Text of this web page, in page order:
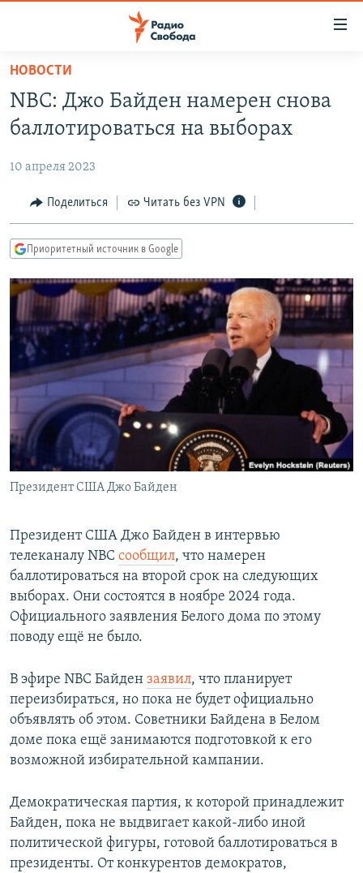
упрощенного
доступа
Вернуться
основному
Вернутся
главной
навигации
Вернутся
поиску
ПОДКАСТЫ
АВТОРСКИЕ ПРОЕКТЫ
ЦИТАТЫ СВОБОДЫ
МНЕНИЯ
IDEL.РЕАЛИИ
КАВКАЗ.РЕАЛИИ
СЕВЕР.РЕАЛИИ
СИБИРЬ.РЕАЛИИ
РАСПИСАНИЕ ВЕЩАНИЯ
ПОДПИШИТЕСЬ НА РАССЫЛКУ
СОЦИАЛЬНЫЕ СЕТИ
Все сайты РСЕ/РС
НОВОСТИ
NBC: Джо Байден намерен снова
баллотироваться на выборах
10 апреля 2023
Поделиться Читать без VPN
Приоритетный источник в Google
Президент США Джо Байден
Президент США Джо Байден в интервью
телеканалу NBC сообщил, что намерен
баллотироваться на второй срок на следующих
выборах. Они состоятся в ноябре 2024 года.
Официального заявления Белого дома по этому
поводу ещё не было.
В эфире NBC Байден заявил, что планирует
переизбираться, но пока не будет официально
объявлять об этом. Советники Байдена в Белом
доме пока ещё занимаются подготовкой к его
возможной избирательной кампании.
Демократическая партия, к которой принадлежит
Байден, пока не выдвигает какой-либо иной
политической фигуры, готовой баллотироваться в
президенты. От конкурентов демократов,